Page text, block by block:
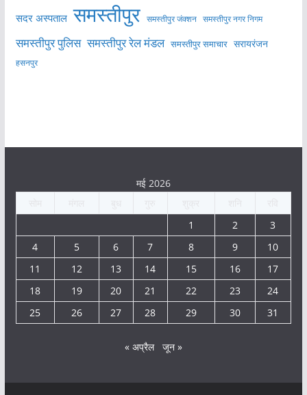
सदर अस्पताल समस्तीपुर समस्तीपुर जंक्शन समस्तीपुर नगर निगम
समस्तीपुर पुलिस समस्तीपुर रेल मंडल समस्तीपुर समाचार सरायरंजन
हसनपुर
मई 2026
1
2
3
4
5 6 7 8 9
10
11
12 13 14 15 16
17
18
19 20 21 22 23
24
25
26 27 28 29 30 31
« अप्रैल जून »